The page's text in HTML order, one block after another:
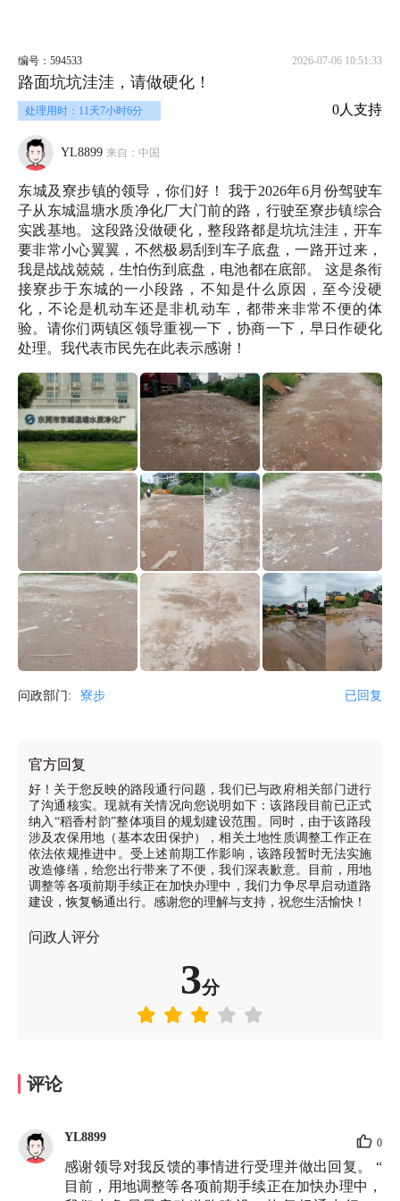
编号：594533 2026-07-06 10:51:33
路面坑坑洼洼，请做硬化！
处理用时：11天7小时6分 0人支持
YL8899 来自：中国
东城及寮步镇的领导，你们好！ 我于2026年6月份驾驶车
子从东城温塘水质净化厂大门前的路，行驶至寮步镇综合
实践基地。这段路没做硬化，整段路都是坑坑洼洼，开车
要非常小心翼翼，不然极易刮到车子底盘，一路开过来，
我是战战兢兢，生怕伤到底盘，电池都在底部。 这是条衔
接寮步于东城的一小段路，不知是什么原因，至今没硬
化，不论是机动车还是非机动车，都带来非常不便的体
验。请你们两镇区领导重视一下，协商一下，早日作硬化
处理。我代表市民先在此表示感谢！
问政部门: 寮步 已回复
官方回复
好！关于您反映的路段通行问题，我们已与政府相关部门进行
了沟通核实。现就有关情况向您说明如下：该路段目前已正式
纳入“稻香村韵”整体项目的规划建设范围。同时，由于该路段
涉及农保用地（基本农田保护），相关土地性质调整工作正在
依法依规推进中。受上述前期工作影响，该路段暂时无法实施
改造修缮，给您出行带来了不便，我们深表歉意。目前，用地
调整等各项前期手续正在加快办理中，我们力争尽早启动道路
建设，恢复畅通出行。感谢您的理解与支持，祝您生活愉快！
问政人评分
3分
评论
YL8899 0
感谢领导对我反馈的事情进行受理并做出回复。 “
目前，用地调整等各项前期手续正在加快办理中，